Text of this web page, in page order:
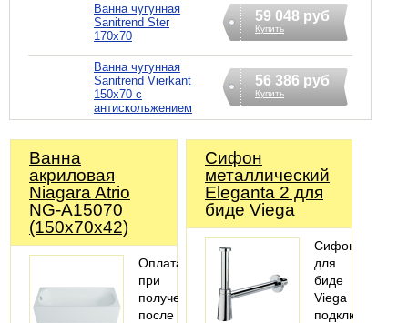
Ванна чугунная
Sanitrend Ster
170х70
59 048 руб
Купить
Ванна чугунная
Sanitrend Vierkant
150х70 с
антискольжением
56 386 руб
Купить
Ванна
акриловая
Niagara Atrio
NG-A15070
(150х70х42)
Оплата
при
получении
после
Сифoн
металлический
Eleganta 2 для
биде Viega
Сифон
для
биде
Viega
подключается